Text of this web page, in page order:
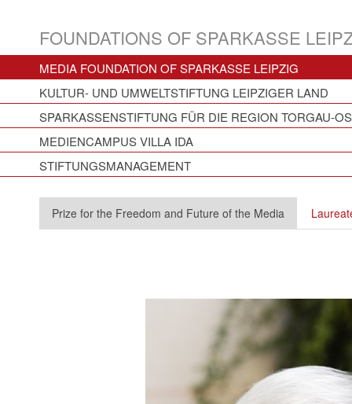
FOUNDATIONS OF SPARKASSE
MEDIA FOUNDATION OF SPARKASSE LEIPZIG
KULTUR- UND UMWELTSTIFTUNG LEIPZIGER LAND
SPARKASSENSTIFTUNG FÜR DIE REGION TORGAU-
MEDIENCAMPUS VILLA IDA
STIFTUNGSMANAGEMENT
Prize for the Freedom and Future of the Media